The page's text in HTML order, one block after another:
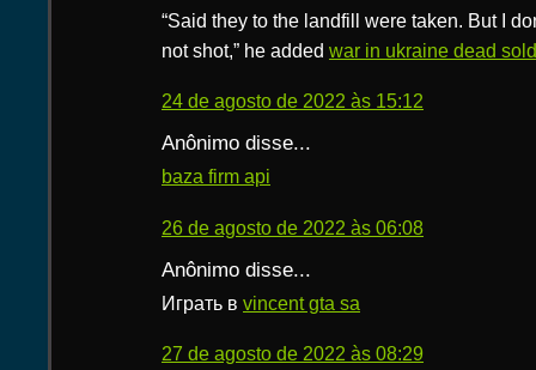
“Said they to the landfill were taken. But I
not shot,” he added war in ukraine dead
24 de agosto de 2022 às 15:12
Anônimo disse...
baza firm api
26 de agosto de 2022 às 06:08
Anônimo disse...
Играть в vincent gta sa
27 de agosto de 2022 às 08:29